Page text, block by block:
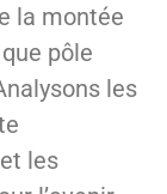
la montée
pôle
les
les